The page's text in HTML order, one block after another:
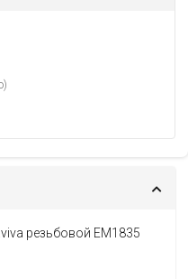
резьбовой EM1835